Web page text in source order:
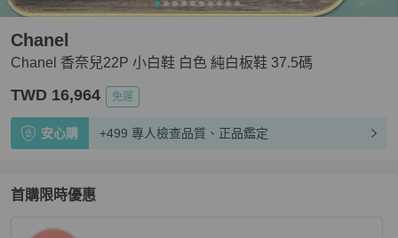
Chanel 香奈兒22P 小白鞋 白色 純白板鞋 37.5碼
Chanel
TWD 16,964 免運
安心購 +499 專人檢查品質、正品鑑定
首購限時優惠